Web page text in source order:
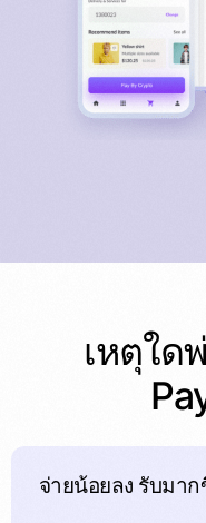
เหตุใด
จ่ายน้อยลง รับมา